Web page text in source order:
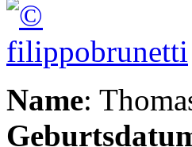
Name: